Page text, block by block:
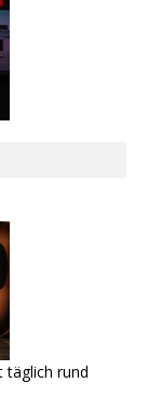
täglich rund